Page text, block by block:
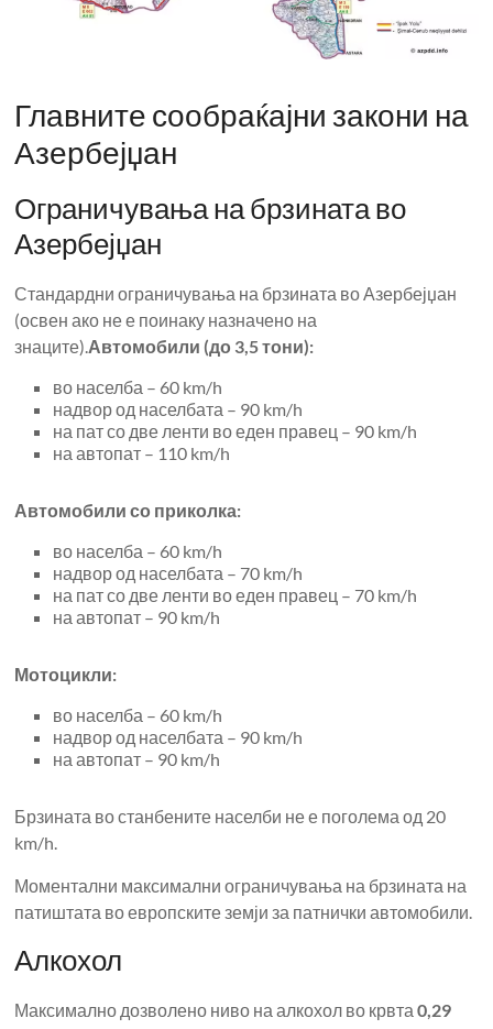
Главните сообраќајни закони на
Азербејџан
Ограничувања на брзината во
Азербејџан
Стандардни ограничувања на брзината во Азербејџан
(освен ако не е поинаку назначено на
знаците). Автомобили (до 3,5 тони):
во населба – 60 km/h
надвор од населбата – 90 km/h
на пат со две ленти во еден правец – 90 km/h
на автопат – 110 km/h
Автомобили со приколка:
во населба – 60 km/h
надвор од населбата – 70 km/h
на пат со две ленти во еден правец – 70 km/h
на автопат – 90 km/h
Мотоцикли:
во населба – 60 km/h
надвор од населбата – 90 km/h
на автопат – 90 km/h
Брзината во станбените населби не е поголема од 20
km/h.
Моментални максимални ограничувања на брзината на
патиштата во европските земји за патнички автомобили.
Алкохол
Максимално дозволено ниво на алкохол во крвта0,29